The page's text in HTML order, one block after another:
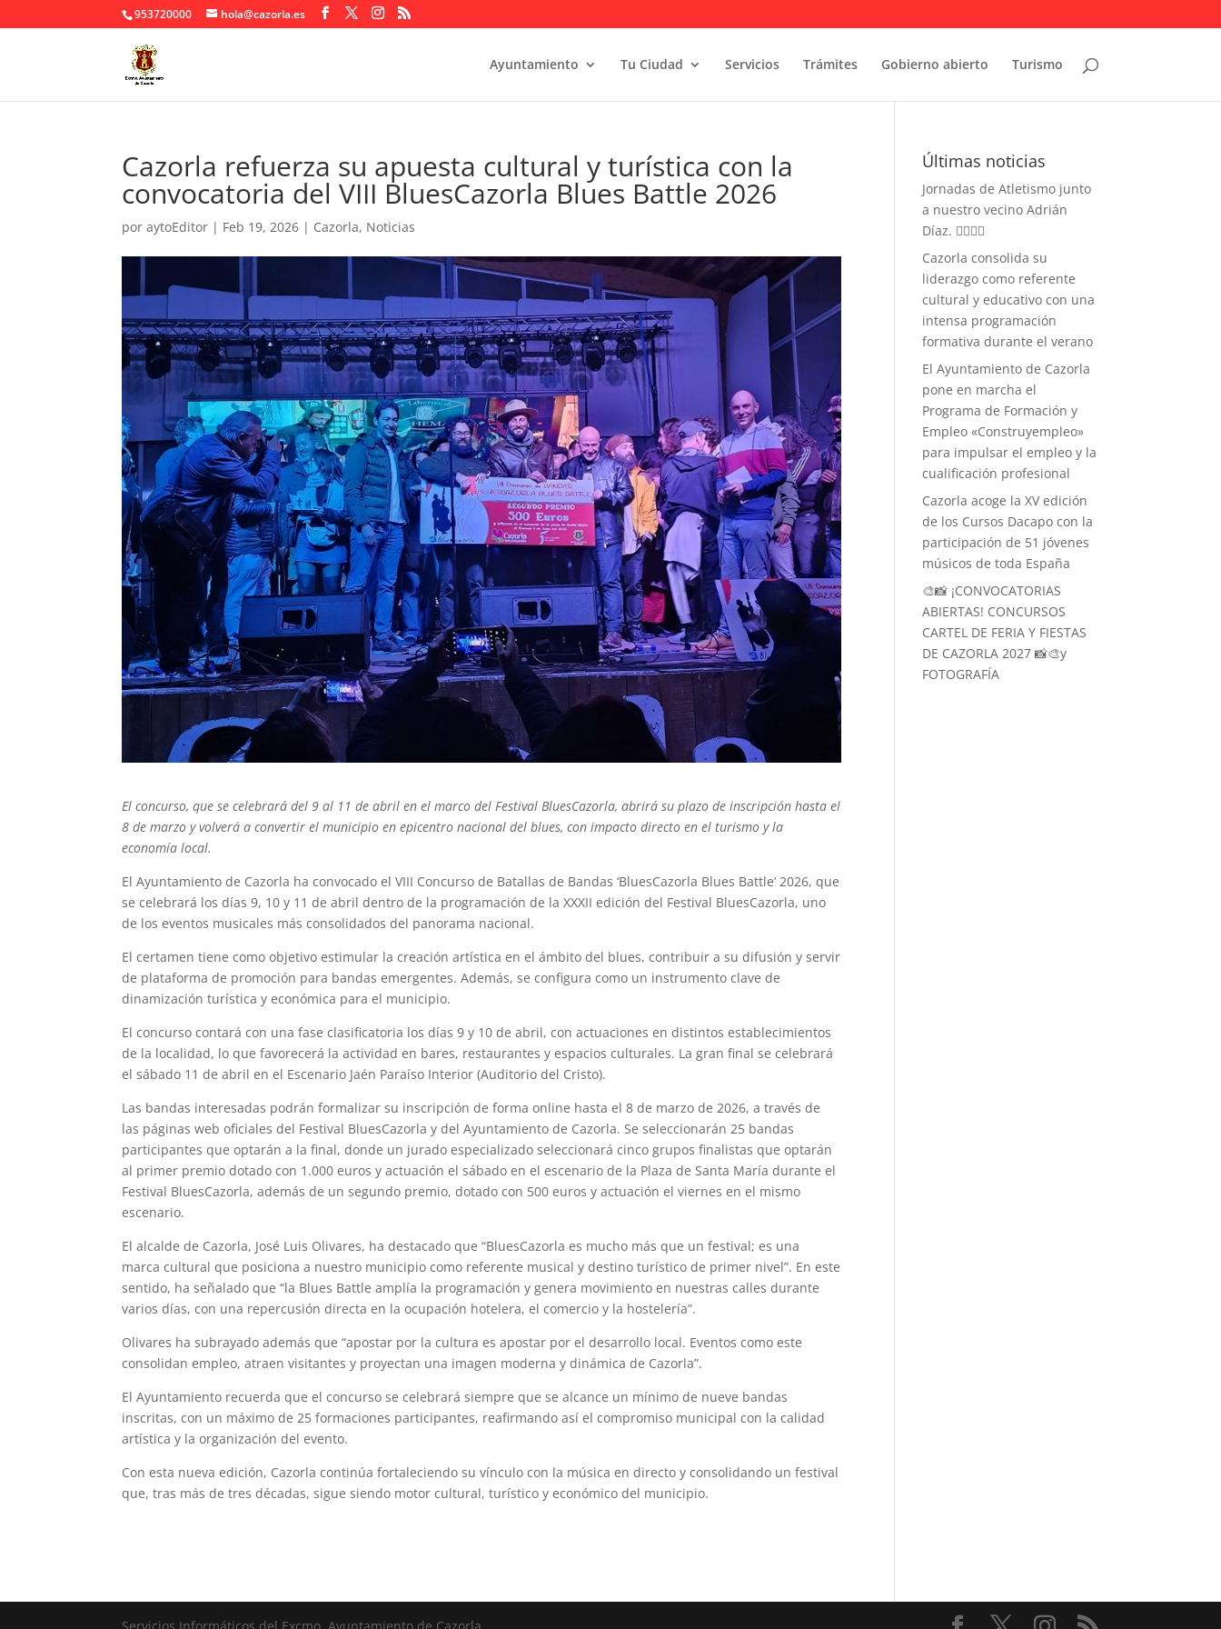
953720000 hola@cazorla.es
Ayuntamiento Tu Ciudad Servicios Trámites Gobierno abierto Turismo
Cazorla refuerza su apuesta cultural y turística con la
convocatoria del VIII BluesCazorla Blues Battle 2026
poraytoEditor | Feb 19, 2026 | Cazorla, Noticias
El concurso, que se celebrará del 9 al 11 de abril en el marco del Festival BluesCazorla, abrirá su plazo de inscripción hasta el
8 de marzo y volverá a convertir el municipio en epicentro nacional del blues, con impacto directo en el turismo y la
economía local.
El Ayuntamiento de Cazorla ha convocado el VIII Concurso de Batallas de Bandas ‘BluesCazorla Blues Battle’ 2026, que
se celebrará los días 9, 10 y 11 de abril dentro de la programación de la XXXII edición del Festival BluesCazorla, uno
de los eventos musicales más consolidados del panorama nacional.
El certamen tiene como objetivo estimular la creación artística en el ámbito del blues, contribuir a su difusión y servir
de plataforma de promoción para bandas emergentes. Además, se configura como un instrumento clave de
dinamización turística y económica para el municipio.
El concurso contará con una fase clasificatoria los días 9 y 10 de abril, con actuaciones en distintos establecimientos
de la localidad, lo que favorecerá la actividad en bares, restaurantes y espacios culturales. La gran final se celebrará
el sábado 11 de abril en el Escenario Jaén Paraíso Interior (Auditorio del Cristo).
Las bandas interesadas podrán formalizar su inscripción de forma online hasta el 8 de marzo de 2026, a través de
las páginas web oficiales del Festival BluesCazorla y del Ayuntamiento de Cazorla. Se seleccionarán 25 bandas
participantes que optarán a la final, donde un jurado especializado seleccionará cinco grupos finalistas que optarán
al primer premio dotado con 1.000 euros y actuación el sábado en el escenario de la Plaza de Santa María durante el
Festival BluesCazorla, además de un segundo premio, dotado con 500 euros y actuación el viernes en el mismo
escenario.
El alcalde de Cazorla, José Luis Olivares, ha destacado que “BluesCazorla es mucho más que un festival; es una
marca cultural que posiciona a nuestro municipio como referente musical y destino turístico de primer nivel”. En este
sentido, ha señalado que “la Blues Battle amplía la programación y genera movimiento en nuestras calles durante
varios días, con una repercusión directa en la ocupación hotelera, el comercio y la hostelería”.
Olivares ha subrayado además que “apostar por la cultura es apostar por el desarrollo local. Eventos como este
consolidan empleo, atraen visitantes y proyectan una imagen moderna y dinámica de Cazorla”.
El Ayuntamiento recuerda que el concurso se celebrará siempre que se alcance un mínimo de nueve bandas
inscritas, con un máximo de 25 formaciones participantes, reafirmando así el compromiso municipal con la calidad
artística y la organización del evento.
Con esta nueva edición, Cazorla continúa fortaleciendo su vínculo con la música en directo y consolidando un festival
que, tras más de tres décadas, sigue siendo motor cultural, turístico y económico del municipio.
Últimas noticias
Jornadas de Atletismo junto
a nuestro vecino Adrián
Díaz. 🏃‍♀️🏃‍♂️
Cazorla consolida su
liderazgo como referente
cultural y educativo con una
intensa programación
formativa durante el verano
El Ayuntamiento de Cazorla
pone en marcha el
Programa de Formación y
Empleo «Construyempleo»
para impulsar el empleo y la
cualificación profesional
Cazorla acoge la XV edición
de los Cursos Dacapo con la
participación de 51 jóvenes
músicos de toda España
🎨📸 ¡CONVOCATORIAS
ABIERTAS! CONCURSOS
CARTEL DE FERIA Y FIESTAS
DE CAZORLA 2027 📸🎨y
FOTOGRAFÍA
Servicios Informáticos del Excmo. Ayuntamiento de Cazorla